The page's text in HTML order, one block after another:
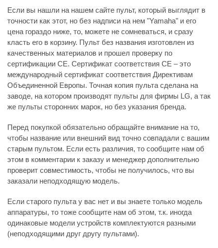
Если вы нашли на нашем сайте пульт, который выглядит в
точности как этот, но без надписи на нем "Yamaha" и его
цена гораздо ниже, то, можете не сомневаться, и сразу
класть его в корзину. Пульт без названия изготовлен из
качественных материалов и прошел проверку по
сертификации CE. Сертификат соответствия СЕ – это
международный сертификат соответствия Директивам
Объединенной Европы. Точная копия пульта сделана на
заводе, на котором производят пульты для фирмы LG, а так
же пульты сторонних марок, но без указания бренда.
Перед покупкой обязательно обращайте внимание на то,
чтобы название или внешний вид точно совпадали с вашим
старым пультом. Если есть различия, то сообщите нам об
этом в комментарии к заказу и менеджер дополнительно
проверит совместимость, чтобы не получилось, что вы
заказали неподходящую модель.
Если старого пульта у вас нет и вы знаете только модель
аппаратуры, то тоже сообщите нам об этом, т.к. иногда
одинаковые модели устройств комплектуются разными
(неподходящими друг другу пультами).